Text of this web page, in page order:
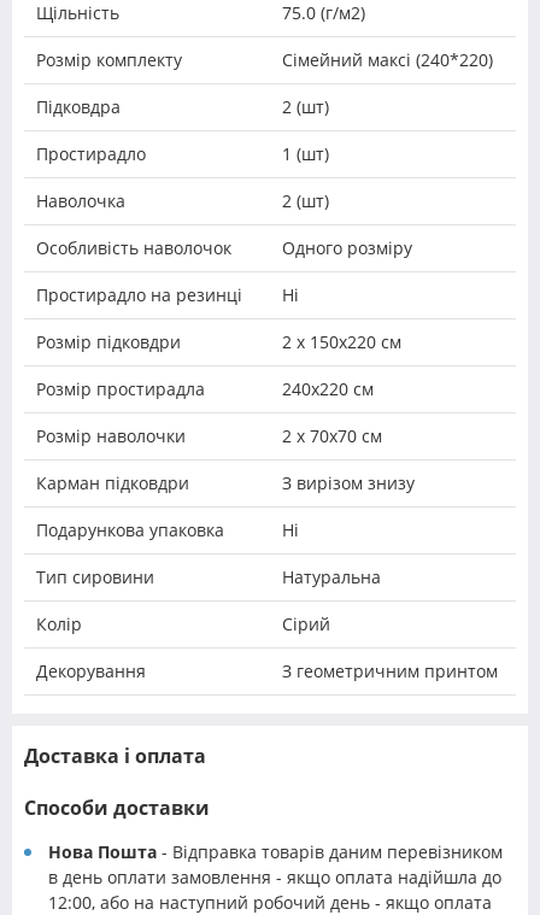
Щільність 75.0 (г/м2)
Розмір комплекту Сімейний максі (240*220)
Підковдра 2 (шт)
Простирадло 1 (шт)
Наволочка 2 (шт)
Особливість наволочок Одного розміру
Простирадло на резинці Ні
Розмір підковдри 2 х 150х220 см
Розмір простирадла 240х220 см
Розмір наволочки 2 х 70х70 см
Карман підковдри З вирізом знизу
Подарункова упаковка Ні
Тип сировини Натуральна
Колір Сірий
Декорування З геометричним принтом
Доставка і оплата
Способи доставки
Нова Пошта - Відправка товарів даним перевізником
в день оплати замовлення - якщо оплата надійшла до
12:00, або на наступний робочий день - якщо оплата